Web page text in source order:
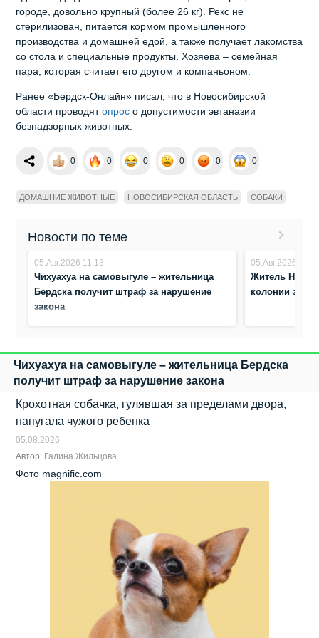
городе, довольно крупный (более 26 кг). Рекс не
стерилизован, питается кормом промышленного
производства и домашней едой, а также получает лакомства
со стола и специальные продукты. Хозяева – семейная
пара, которая считает его другом и компаньоном.
Ранее «Бердск-Онлайн» писал, что в Новосибирской
области проводятопрос о допустимости эвтаназии
безнадзорных животных.
0 0 0 0 0 0
ДОМАШНИЕ ЖИВОТНЫЕ НОВОСИБИРСКАЯ ОБЛАСТЬ СОБАКИ
Новости по теме
05.Авг.2026 11:13
Чихуахуа на самовыгуле – жительница
Бердска получит штраф за нарушение
закона
05.Авг.2026 8:23
Житель
колонии за
Чихуахуа на самовыгуле – жительница Бердска
получит штраф за нарушение закона
Крохотная собачка, гулявшая за пределами двора,
напугала чужого ребенка
05.08.2026
Автор: Галина Жильцова
Фото magnific.com